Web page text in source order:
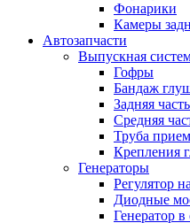
Фонарики
Камеры
Автозапчасти
Выпускная
Гофры
Бандаж
Задняя
Средняя
Труба
Крепления
Генераторы
Регулятор
Диодные
Генератор в